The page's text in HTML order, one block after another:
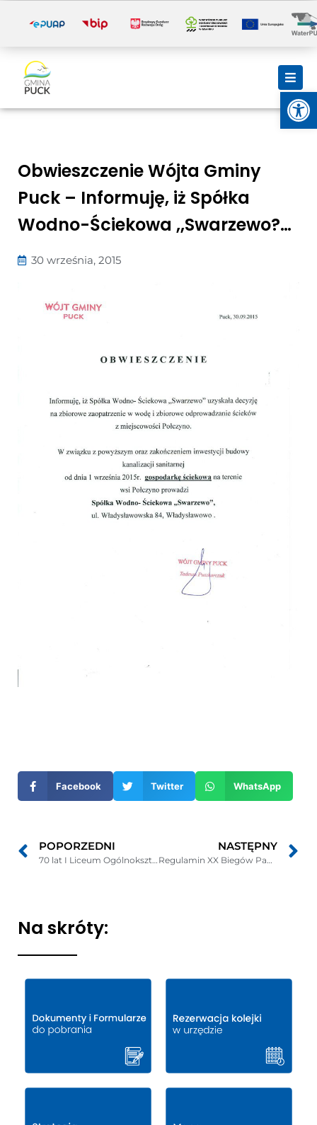
Obwieszczenie Wójta Gminy
Puck – Informuję, iż Spółka
Wodno-Ściekowa ,,Swarzewo?…
30 września, 2015
nowym
oknie
Facebook Twitter WhatsApp
POPORZEDNI
70 lat I Liceum Ogólnokształcącego w Pucku
NASTĘPNY
Regulamin XX Biegów Pamięci Pomordowanych w Piaśnicy oraz Finał Biegowego Grand Prix Powiatu Puckiego na 2015 rok
Na skróty: